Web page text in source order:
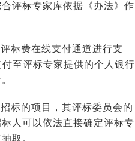
评标专家库依据《办法》作
标费在线支付通道进行支
至评标专家提供的个人银行
标的项目，其评标委员会的
人可以依法直接确定评标专
取。